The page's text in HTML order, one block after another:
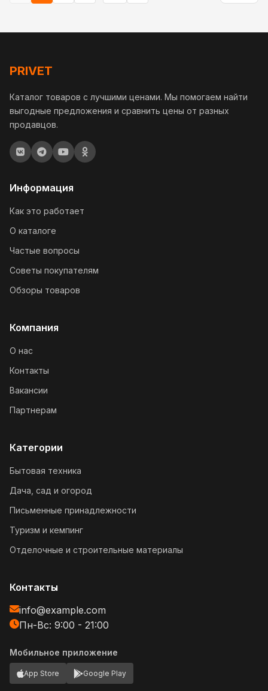
PRIVET
Каталог товаров с лучшими ценами. Мы помогаем найти
выгодные предложения и сравнить цены от разных
продавцов.
Информация
Как это работает
О каталоге
Частые вопросы
Советы покупателям
Обзоры товаров
Компания
О нас
Контакты
Вакансии
Партнерам
Категории
Бытовая техника
Дача, сад и огород
Письменные принадлежности
Туризм и кемпинг
Отделочные и строительные материалы
Контакты
info@example.com
Пн-Вс: 9:00 - 21:00
Мобильное приложение
App Store Google Play